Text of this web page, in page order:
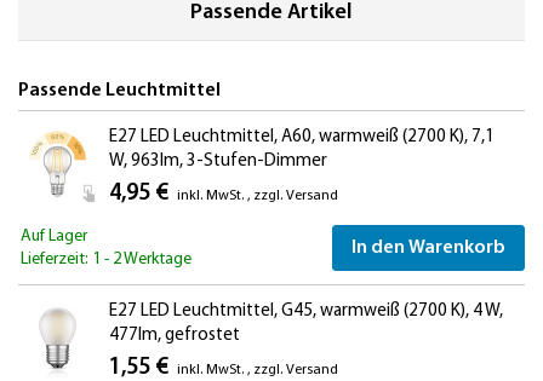
Passende Artikel
Passende Leuchtmittel
E27 LED Leuchtmittel, A60, warmweiß (2700 K), 7,1
W, 963lm, 3-Stufen-Dimmer
4,95 € inkl. MwSt. , zzgl. Versand
Auf Lager
Lieferzeit: 1 - 2 Werktage
In den Warenkorb
E27 LED Leuchtmittel, G45, warmweiß (2700 K), 4 W,
477lm, gefrostet
1,55 € inkl. MwSt. , zzgl. Versand